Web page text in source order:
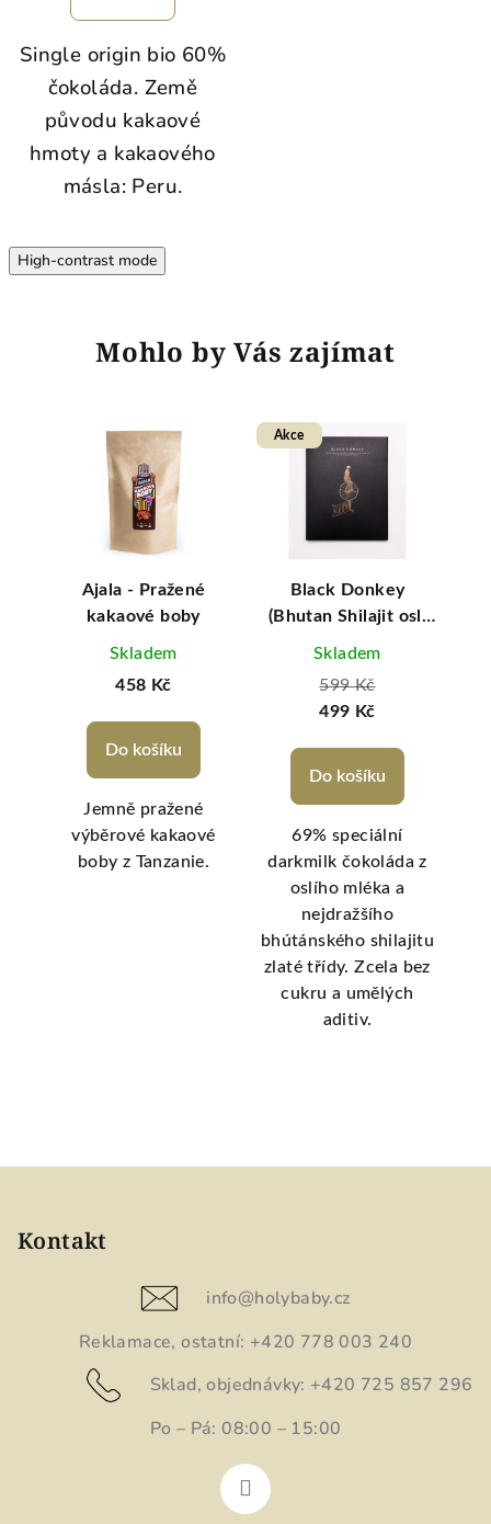
Single origin bio 60%
čokoláda. Země
původu kakaové
hmoty a kakaového
másla: Peru.
High-contrast mode
Mohlo by Vás zajímat
Ajala - Pražené
kakaové boby
Skladem
458 Kč
Do košíku
Jemně pražené
výběrové kakaové
boby z Tanzanie.
Akce
Black Donkey
(Bhutan Shilajit oslí
Skladem
599 Kč
499 Kč
Do košíku
69% speciální
darkmilk čokoláda z
oslího mléka a
nejdražšího
bhútánského shilajitu
zlaté třídy. Zcela bez
cukru a umělých
aditiv.
Kontakt
info@holybaby.cz
Reklamace, ostatní: +420 778 003 240
Sklad, objednávky: +420 725 857 296
Po – Pá: 08:00 – 15:00